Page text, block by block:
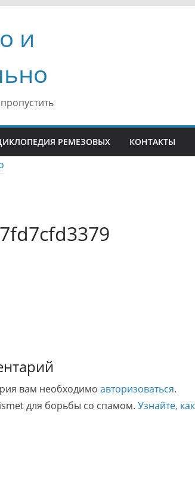
и
РЕМЕЗОВЫХ КОНТАКТЫ
вам необходимо авторизоваться.
для борьбы со спамом. Узнайте,